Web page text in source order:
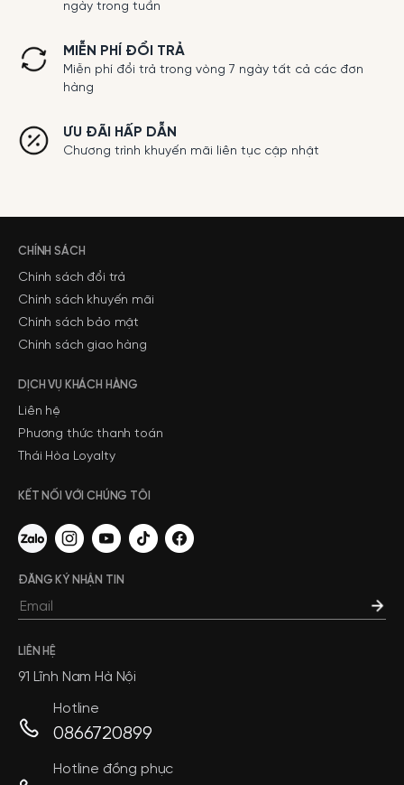
ngày trong tuần
MIỄN PHÍ ĐỔI TRẢ
Miễn phí đổi trả trong vòng 7 ngày tất cả các đơn
hàng
ƯU ĐÃI HẤP DẪN
Chương trình khuyến mãi liên tục cập nhật
CHÍNH SÁCH
Chính sách đổi trả
Chính sách khuyến mãi
Chính sách bảo mật
Chính sách giao hàng
DỊCH VỤ KHÁCH HÀNG
Liên hệ
Phương thức thanh toán
Thái Hòa Loyalty
KẾT NỐI VỚI CHÚNG TÔI
ĐĂNG KÝ NHẬN TIN
LIÊN HỆ
91 Lĩnh Nam Hà Nội
Hotline
0866720899
Hotline đồng phục